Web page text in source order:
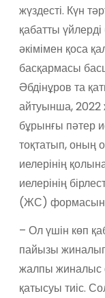
жүздесті. Күн
қабатты
әкімімен қоса
басқармасы
Әбдінұров та
айтуынша, 2022
бұрынғы пәтер
тоқтатып, оның
иелерінің
иелерінің
(ЖС) формасын
– Ол үшін көп
пайызы
жалпы жиналыс
қатысуы тиіс.